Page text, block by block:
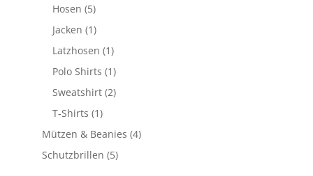
Hosen 55
Produkte
Jacken 11
Produkt
Latzhosen 11
Produkt
Polo Shirts 11
Produkt
Sweatshirt 22
T-Shirts 11
Produkt
Mützen & Beanies 44
Schutzbrillen 55